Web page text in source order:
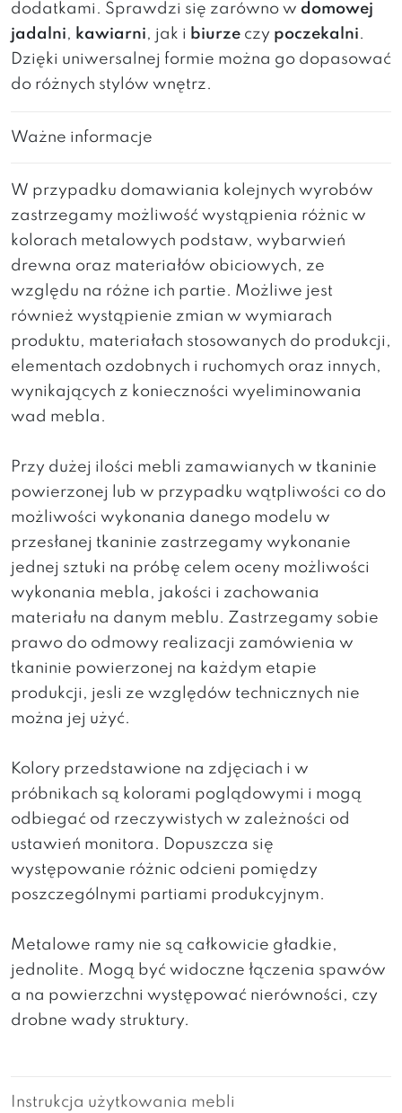
dodatkami. Sprawdzi się zarówno w domowej
jadalni, kawiarni, jak i biurze czy poczekalni.
Dzięki uniwersalnej formie można go dopasować
do różnych stylów wnętrz.
Ważne informacje
W przypadku domawiania kolejnych wyrobów
zastrzegamy możliwość wystąpienia różnic w
kolorach metalowych podstaw, wybarwień
drewna oraz materiałów obiciowych, ze
względu na różne ich partie. Możliwe jest
również wystąpienie zmian w wymiarach
produktu, materiałach stosowanych do produkcji,
elementach ozdobnych i ruchomych oraz innych,
wynikających z konieczności wyeliminowania
wad mebla.
Przy dużej ilości mebli zamawianych w tkaninie
powierzonej lub w przypadku wątpliwości co do
możliwości wykonania danego modelu w
przesłanej tkaninie zastrzegamy wykonanie
jednej sztuki na próbę celem oceny możliwości
wykonania mebla, jakości i zachowania
materiału na danym meblu. Zastrzegamy sobie
prawo do odmowy realizacji zamówienia w
tkaninie powierzonej na każdym etapie
produkcji, jesli ze względów technicznych nie
można jej użyć.
Kolory przedstawione na zdjęciach i w
próbnikach są kolorami poglądowymi i mogą
odbiegać od rzeczywistych w zależności od
ustawień monitora. Dopuszcza się
występowanie różnic odcieni pomiędzy
poszczególnymi partiami produkcyjnym.
Metalowe ramy nie są całkowicie gładkie,
jednolite. Mogą być widoczne łączenia spawów
a na powierzchni występować nierówności, czy
drobne wady struktury.
Instrukcja użytkowania mebli